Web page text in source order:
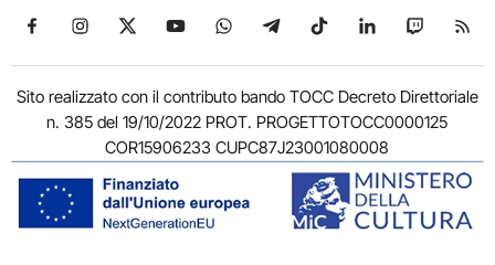
Seguici su Facebook
Seguici su Instagram
Seguici su X
Seguici su YouTube
Seguici su WhatsApp
Seguici su Telegram
Seguici su TikTok
Seguici su
Seguici
Sito realizzato con il contributo bando TOCC Decreto Direttoriale
n. 385 del 19/10/2022 PROT. PROGETTOTOCC0000125
COR15906233 CUPC87J23001080008